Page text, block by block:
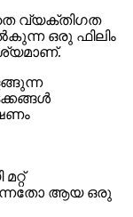
വ്യക്തിഗത
ഒരു ഫിലിം
ആയ ഒരു